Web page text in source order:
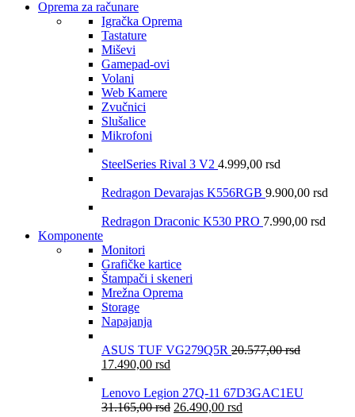
Oprema za računare
Igračka Oprema
Tastature
Miševi
Gamepad-ovi
Volani
Web Kamere
Zvučnici
Slušalice
Mikrofoni
SteelSeries Rival 3 V2 4.999,00 rsd
Redragon Devarajas K556RGB 9.900,00 rsd
Redragon Draconic K530 PRO 7.990,00 rsd
Komponente
Monitori
Grafičke kartice
Štampači i skeneri
Mrežna Oprema
Storage
Napajanja
ASUS TUF VG279Q5R 20.577,00rsd
17.490,00 rsd
Lenovo Legion 27Q-11 67D3GAC1EU
31.165,00rsd 26.490,00 rsd